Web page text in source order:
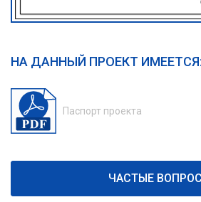
НА ДАННЫЙ ПРОЕКТ ИМЕЕТСЯ:
Паспорт проекта
ЧАСТЫЕ